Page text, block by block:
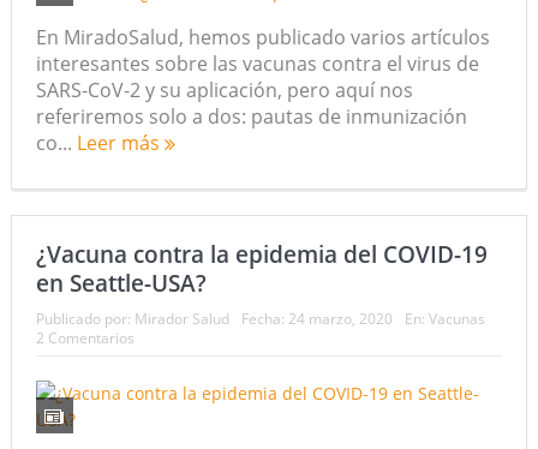
En MiradoSalud, hemos publicado varios artículos
interesantes sobre las vacunas contra el virus de
SARS-CoV-2 y su aplicación, pero aquí nos
referiremos solo a dos: pautas de inmunización
co... Leer más
¿Vacuna contra la epidemia del COVID-19
en Seattle-USA?
Publicado por: Mirador Salud Fecha: 24 marzo, 2020 En: Vacunas
2 Comentarios